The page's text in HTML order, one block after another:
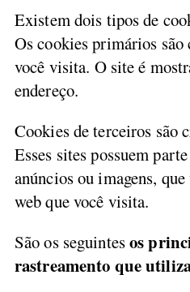
Existem dois tipos de
Os cookies primários
você visita. O site é
endereço.
Cookies de terceiros são
Esses sites possuem
anúncios ou imagens,
web que você visita.
São os seguintesos
rastreamento que